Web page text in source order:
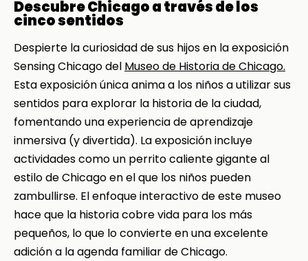
Descubre Chicago a través de los
cinco sentidos
Despierte la curiosidad de sus hijos en la exposición
Sensing Chicago del Museo de Historia de Chicago.
Esta exposición única anima a los niños a utilizar sus
sentidos para explorar la historia de la ciudad,
fomentando una experiencia de aprendizaje
inmersiva (y divertida). La exposición incluye
actividades como un perrito caliente gigante al
estilo de Chicago en el que los niños pueden
zambullirse. El enfoque interactivo de este museo
hace que la historia cobre vida para los más
pequeños, lo que lo convierte en una excelente
adición a la agenda familiar de Chicago.